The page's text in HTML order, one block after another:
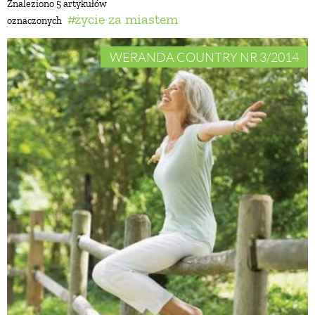
Znaleziono 5 artykułów
oznaczonych
życie za miastem
WERANDA COUNTRY NR 3/2014
BUDUJEMY DOM
OGRÓD
WARZYWA I OWOCE
ROŚLINY OGRODOWE
PORADY
ZIELEŃ W DOMU
PROJEKTOWANIE OGRODU